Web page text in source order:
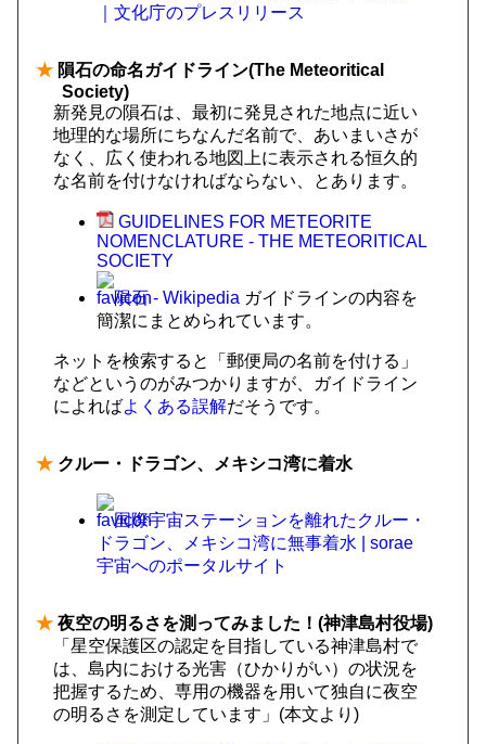
｜文化庁のプレスリリース
★ 隕石の命名ガイドライン(The Meteoritical
Society)
新発見の隕石は、最初に発見された地点に近い
地理的な場所にちなんだ名前で、あいまいさが
なく、広く使われる地図上に表示される恒久的
な名前を付けなければならない、とあります。
GUIDELINES FOR METEORITE
NOMENCLATURE - THE METEORITICAL
SOCIETY
隕石 - Wikipedia ガイドラインの内容を
簡潔にまとめられています。
ネットを検索すると「郵便局の名前を付ける」
などというのがみつかりますが、ガイドライン
によればよくある誤解だそうです。
★ クルー・ドラゴン、メキシコ湾に着水
国際宇宙ステーションを離れたクルー・
ドラゴン、メキシコ湾に無事着水 | sorae
宇宙へのポータルサイト
★ 夜空の明るさを測ってみました！(神津島村役場)
「星空保護区の認定を目指している神津島村で
は、島内における光害（ひかりがい）の状況を
把握するため、専用の機器を用いて独自に夜空
の明るさを測定しています」(本文より)